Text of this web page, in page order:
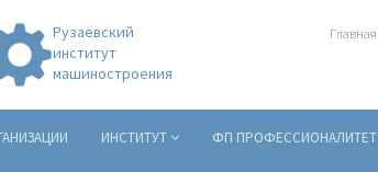
Рузаевский
институт
машиностроения
Главная
ИНСТИТУТ ФП ПРОФЕССИОНАЛИТЕТ